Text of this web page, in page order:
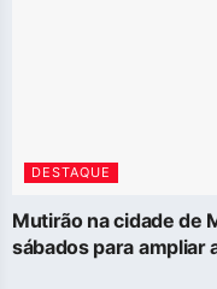
DESTAQUE
Mutirão na cidade de
sábados para ampliar